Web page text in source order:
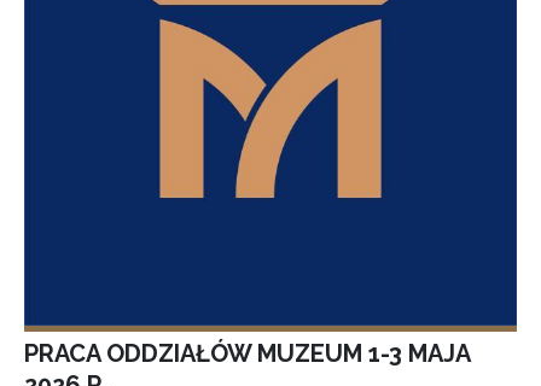
PRACA ODDZIAŁÓW MUZEUM 1-3 MAJA